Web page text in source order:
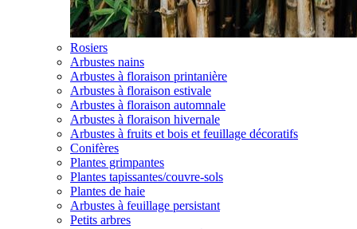
Rosiers
Arbustes nains
Arbustes à floraison printanière
Arbustes à floraison estivale
Arbustes à floraison automnale
Arbustes à floraison hivernale
Arbustes à fruits et bois et feuillage décoratifs
Conifères
Plantes grimpantes
Plantes tapissantes/couvre-sols
Plantes de haie
Arbustes à feuillage persistant
Petits arbres